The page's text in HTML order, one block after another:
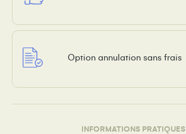
Option annulation sans frais
INFORMATIONS PRATIQUES